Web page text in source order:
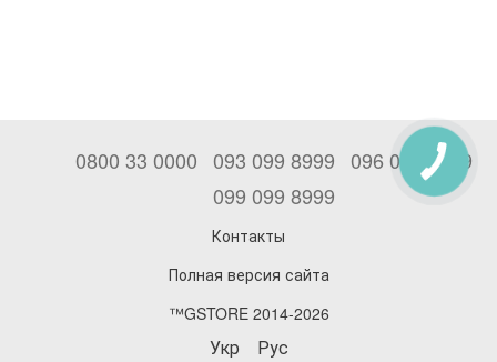
0800 33 0000 093 099 8999 096 099 8999
099 099 8999
Контакты
Полная версия сайта
™GSTORE 2014-2026
Укр Рус